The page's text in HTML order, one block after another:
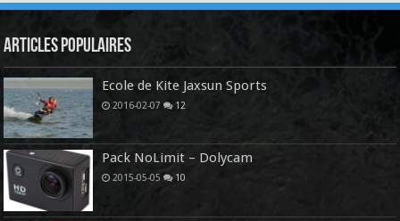
Articles Populaires
Ecole de Kite Jaxsun Sports
2016-02-07 12
Pack NoLimit – Dolycam
2015-05-05 10